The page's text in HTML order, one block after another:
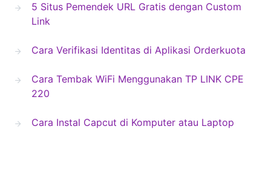
5 Situs Pemendek URL Gratis dengan Custom
Link
Cara Verifikasi Identitas di Aplikasi Orderkuota
Cara Tembak WiFi Menggunakan TP LINK CPE
220
Cara Instal Capcut di Komputer atau Laptop